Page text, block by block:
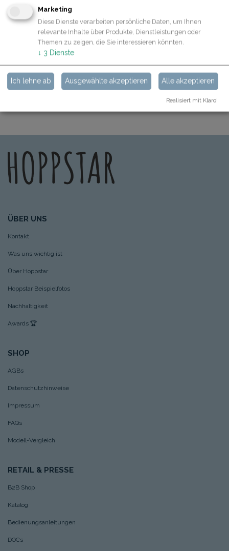
ÜBER UNS
Kontakt
Was uns wichtig ist
Über Hoppstar
Hoppstar Beispielfotos
Nachhaltigkeit
Awards 🏆
SHOP
AGBs
Datenschutzhinweise
Impressum
FAQs
Modell-Vergleich
RETAIL & PRESSE
B2B Shop
Katalog
Bedienungsanleitungen
DOCs
Marketing
Diese Dienste verarbeiten persönliche Daten, um Ihnen
relevante Inhalte über Produkte, Dienstleistungen oder
Themen zu zeigen, die Sie interessieren könnten.
↓ 3 Dienste
Ich lehne ab Ausgewählte akzeptieren Alle akzeptieren
Realisiert mit Klaro!